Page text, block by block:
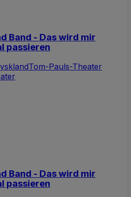
Band - Das wird mir
passieren
Tom-Pauls-Theater
Band - Das wird mir
passieren